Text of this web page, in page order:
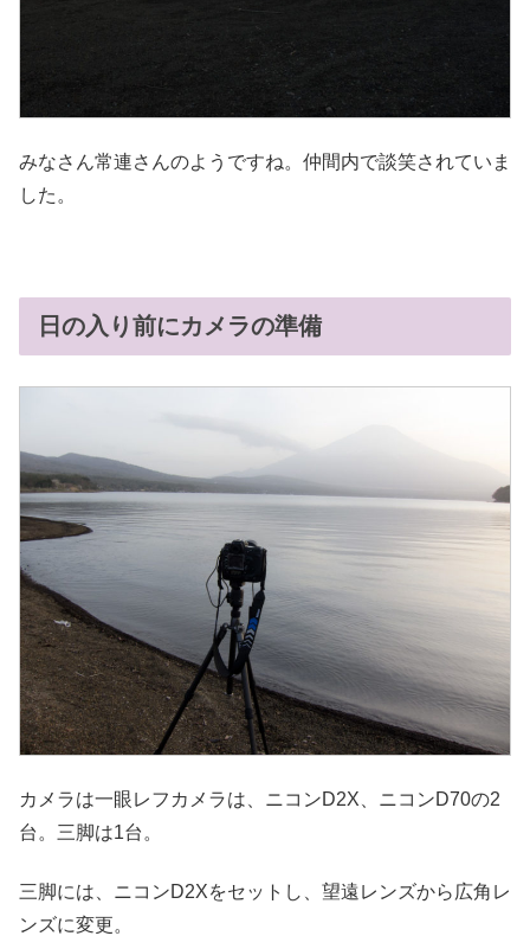
みなさん常連さんのようですね。仲間内で談笑されていま
した。
日の入り前にカメラの準備
カメラは一眼レフカメラは、ニコンD2X、ニコンD70の2
台。三脚は1台。
三脚には、ニコンD2Xをセットし、望遠レンズから広角レ
ンズに変更。